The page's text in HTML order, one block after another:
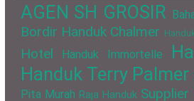
AGEN SH GROSIR
Bordir Handuk Chalmer
Hotel
Handuk Immortelle
Handuk Terry Palmer
Pita Murah Raja Handuk Supplier